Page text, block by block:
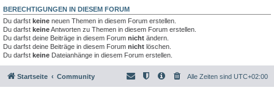
BERECHTIGUNGEN IN DIESEM FORUM
Du darfst keine neuen Themen in diesem Forum erstellen.
Du darfst keineAntworten zu Themen in diesem Forum erstellen.
Du darfst deine Beiträge in diesem Forum nicht ändern.
Du darfst deine Beiträge in diesem Forum nicht löschen.
Du darfst keine Dateianhänge in diesem Forum erstellen.
Startseite Community Alle Zeiten sind UTC+02:00